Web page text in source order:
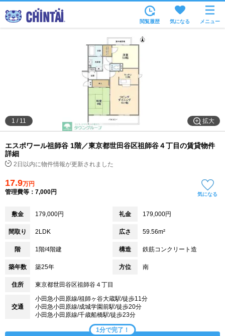
住所から
家賃相場から
通勤通学時間から
物件特集から
不動産会社から
TOP
閲覧履歴 気になる メニュー
拡大
1 / 11
エスポワール祖師谷 1階／東京都世田谷区祖師谷４丁目の賃貸物件
詳細
2日以内に物件情報が更新されました
17.9万円
管理費等：7,000円
気になる
敷金 179,000円 礼金 179,000円
間取り 2LDK 広さ 59.56m²
階 1階/4階建 構造 鉄筋コンクリート造
築年数 築25年 方位 南
住所 東京都世田谷区祖師谷４丁目
交通
小田急小田原線/祖師ヶ谷大蔵駅/徒歩11分
小田急小田原線/成城学園前駅/徒歩20分
小田急小田原線/千歳船橋駅/徒歩23分
1分で完了！